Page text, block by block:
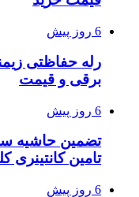
6 روز پیش
رله حفاظتی
برقی و قیمت
6 روز پیش
تضمین حاشیه
تامین کانتینری
6 روز پیش